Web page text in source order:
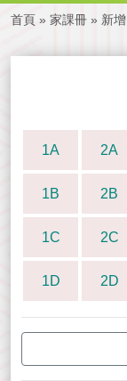
首頁 » 家課冊 » 新增
1A 2A
1B 2B
1C 2C
1D 2D